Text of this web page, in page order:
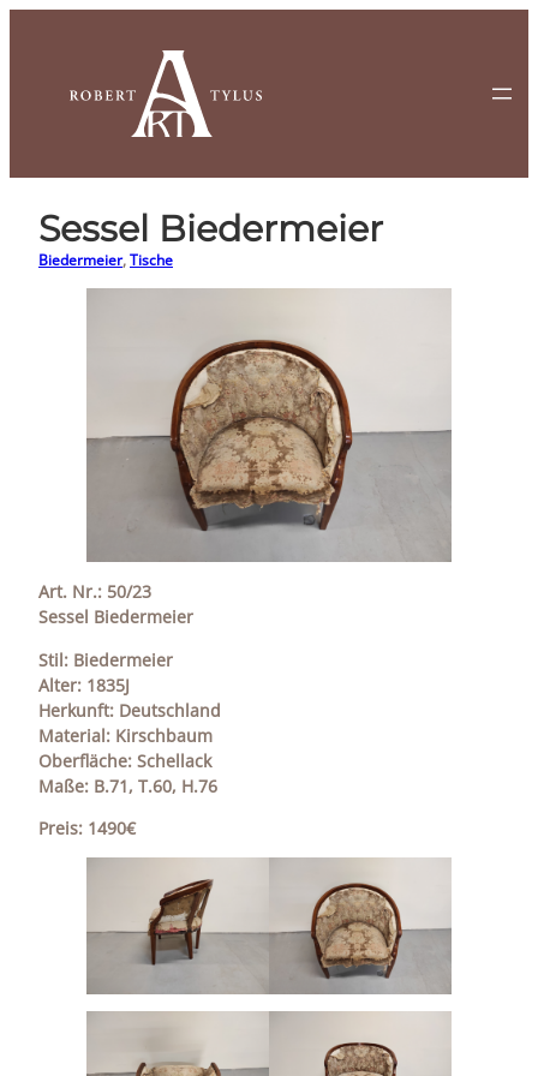
Sessel Biedermeier
Biedermeier, Tische
Art. Nr.: 50/23
Sessel Biedermeier
Stil: Biedermeier
Alter: 1835J
Herkunft: Deutschland
Material: Kirschbaum
Oberfläche: Schellack
Maße: B.71, T.60, H.76
Preis: 1490€